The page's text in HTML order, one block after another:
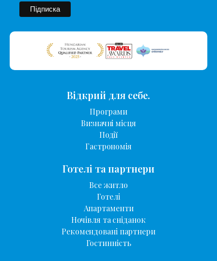
Відкрий для себе.
Програми
Визначні місця
Події
Гастрономія
Готелі та партнери
Все житло
Готелі
Апартаменти
Ночівля та сніданок
Рекомендовані партнери
Гостинність